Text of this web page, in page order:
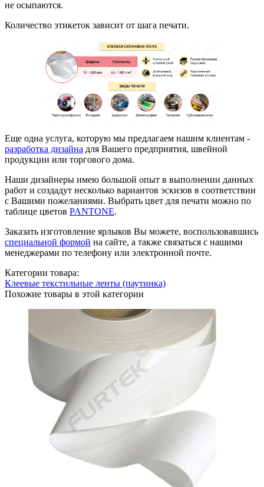
не осыпаются.
Количество этикеток зависит от шага печати.
Еще одна услуга, которую мы предлагаем нашим клиентам -
разработка дизайна для Вашего предприятия, швейной
продукции или торгового дома.
Наши дизайнеры имею большой опыт в выполнении данных
работ и создадут несколько вариантов эскизов в соответствии
с Вашими пожеланиями. Выбрать цвет для печати можно по
таблице цветов PANTONE.
Заказать изготовление ярлыков Вы можете, воспользовавшись
специальной формой на сайте, а также связаться с нашими
менеджерами по телефону или электронной почте.
Категории товара:
Клеевые текстильные ленты (паутинка)
Похожие товары в этой категории